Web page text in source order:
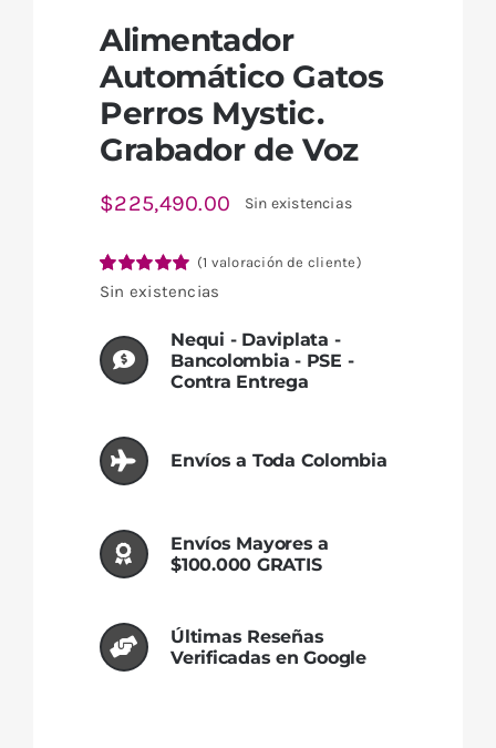
Alimentador
Automático Gatos
Perros Mystic.
Grabador de Voz
$225,490.00 Sin existencias
Valorado
1
valoración
de un cliente
(1 valoración de cliente)
Sin existencias
Nequi - Daviplata -
Bancolombia - PSE -
Contra Entrega
Envíos a Toda Colombia
Envíos Mayores a
$100.000 GRATIS
Últimas Reseñas
Verificadas en Google